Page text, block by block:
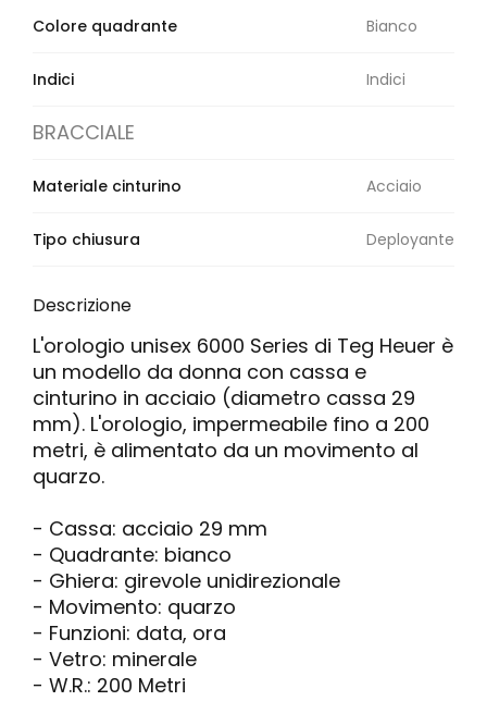
Colore quadrante Bianco
Indici Indici
BRACCIALE
Materiale cinturino Acciaio
Tipo chiusura Deployante
Descrizione
L'orologio unisex 6000 Series di Teg Heuer è
un modello da donna con cassa e
cinturino in acciaio (diametro cassa 29
mm). L'orologio, impermeabile fino a 200
metri, è alimentato da un movimento al
quarzo.
- Cassa: acciaio 29 mm
- Quadrante: bianco
- Ghiera: girevole unidirezionale
- Movimento: quarzo
- Funzioni: data, ora
- Vetro: minerale
- W.R.: 200 Metri